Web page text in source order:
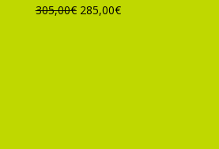
305,00€ El
285,00€El